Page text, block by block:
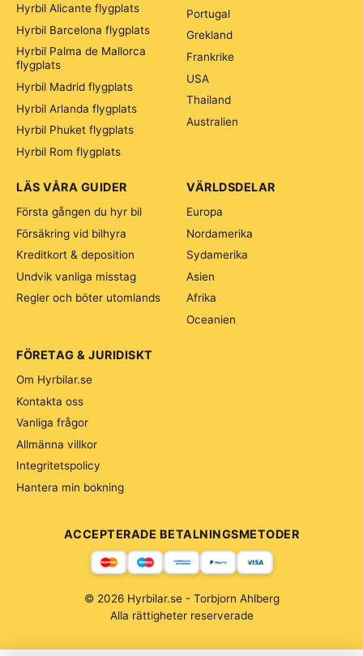
Hyrbil Alicante flygplats
Hyrbil Barcelona flygplats
Hyrbil Palma de Mallorca
flygplats
Hyrbil Madrid flygplats
Hyrbil Arlanda flygplats
Hyrbil Phuket flygplats
Hyrbil Rom flygplats
Portugal
Grekland
Frankrike
USA
Thailand
Australien
VÄRLDSDELAR
Europa
Nordamerika
Sydamerika
Asien
Afrika
Oceanien
LÄS VÅRA GUIDER
Första gången du hyr bil
Försäkring vid bilhyra
Kreditkort & deposition
Undvik vanliga misstag
Regler och böter utomlands
FÖRETAG & JURIDISKT
Om Hyrbilar.se
Kontakta oss
Vanliga frågor
Allmänna villkor
Integritetspolicy
Hantera min bokning
ACCEPTERADE BETALNINGSMETODER
© 2026 Hyrbilar.se - Torbjorn Ahlberg
Alla rättigheter reserverade